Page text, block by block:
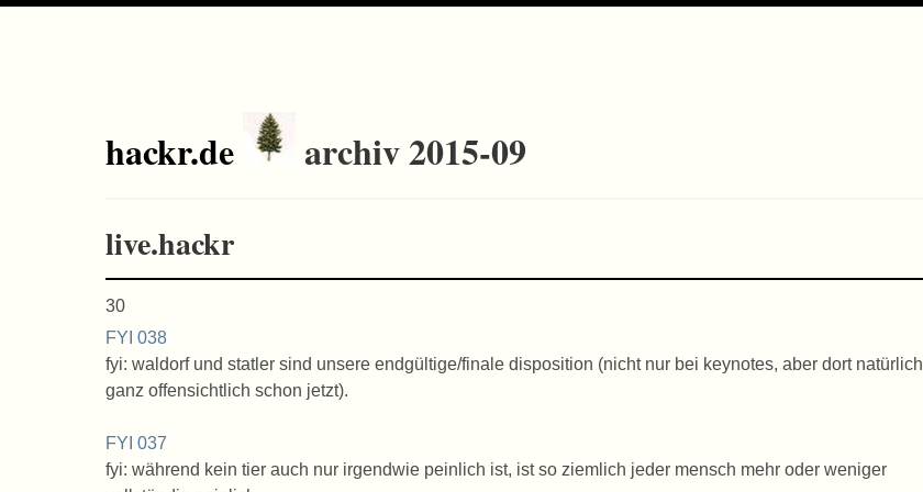
hackr.de archiv 2015-09
live.hackr
30
FYI 038
fyi: waldorf und statler sind unsere endgültige/finale disposition (nicht nur bei keynotes, aber dort natürlich
ganz offensichtlich schon jetzt).
FYI 037
fyi: während kein tier auch nur irgendwie peinlich ist, ist so ziemlich jeder mensch mehr oder weniger